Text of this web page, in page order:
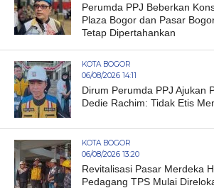
Perumda PPJ Beberkan
Plaza Bogor dan Pasar
Tetap Dipertahankan
KOTA BOGOR
06/08/2026 14:11
Dirum Perumda PPJ Ajukan
Dedie Rachim: Tidak Etis
KOTA BOGOR
06/08/2026 13:20
Revitalisasi Pasar Merdeka
Pedagang TPS Mulai